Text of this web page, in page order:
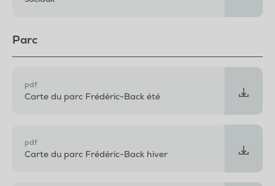
Parc
pdf
Carte du parc Frédéric-Back été
pdf
Carte du parc Frédéric-Back hiver